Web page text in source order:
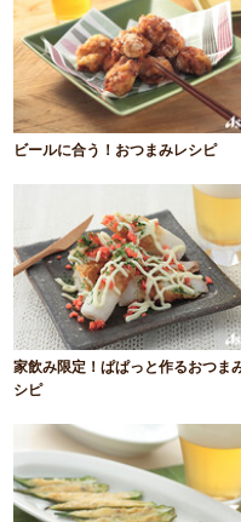
ビールに合う！おつまみレシピ
家飲み限定！ぱぱっと作るおつま
シピ